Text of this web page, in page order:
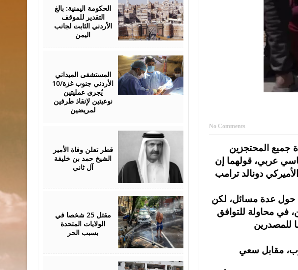
No Comments
جميع المحتجزين
عربي، قولهما إن
دونالد ترامب
حول عدة مسائل، لكن
في محاولة للتوافق
مقابل سعي
الحكومة اليمنية: بالغ
التقدير للموقف
الأردني الثابت لجانب
اليمن
2026
المستشفى الميداني
الأردني جنوب غزة/10
يُجري عمليتين
نوعيتين لإنقاذ طرفين
لمريضين
قطر تعلن وفاة الأمير
الشيخ حمد بن خليفة
آل ثاني
مقتل 25 شخصا في
الولايات المتحدة
بسبب الحر